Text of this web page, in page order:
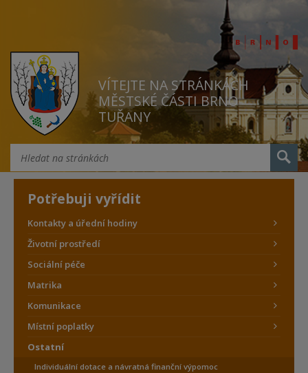
VÍTEJTE NA STRÁNKÁCH
MĚSTSKÉ ČÁSTI BRNO
TUŘANY
Potřebuji vyřídit
Kontakty a úřední hodiny
Životní prostředí
Sociální péče
Matrika
Komunikace
Místní poplatky
Ostatní
Individuální dotace a návratná finanční výpomoc